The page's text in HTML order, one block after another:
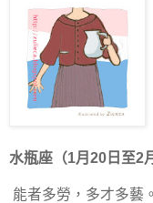
水瓶座（1月20日至2
能者多勞，多才多藝